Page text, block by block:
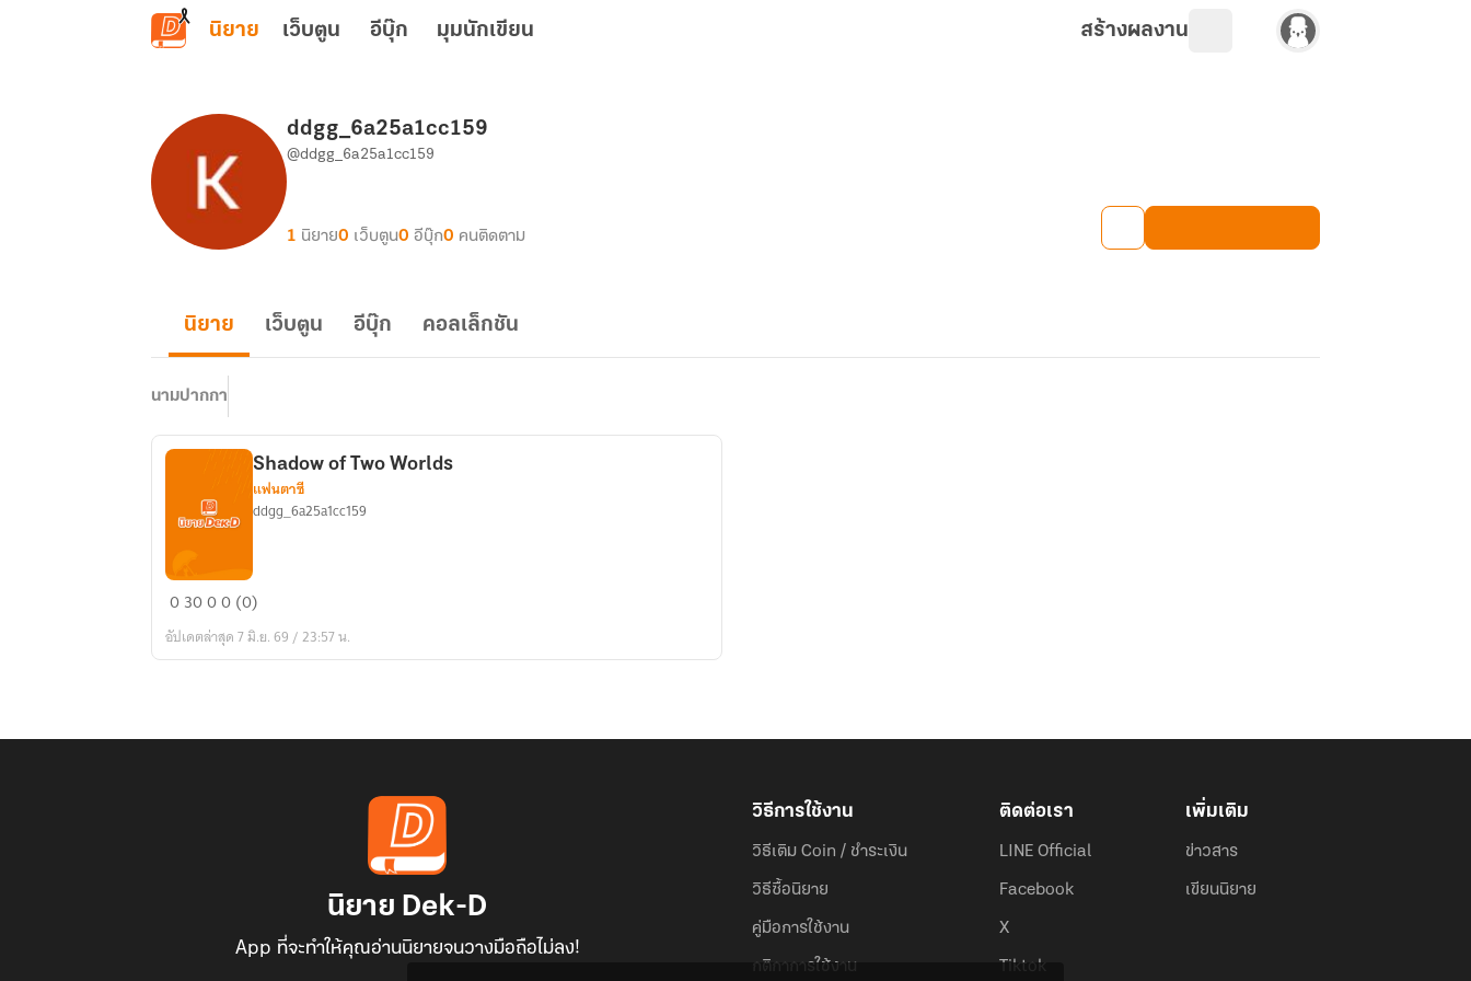
ข้ามไปยังเนื้อหาหลัก
นิยาย เว็บตูน อีบุ๊ก มุมนักเขียน สร้างผลงาน
ddgg_6a25a1cc159
@ddgg_6a25a1cc159
1 นิยาย0 เว็บตูน0 อีบุ๊ก0 คนติดตาม
นิยาย เว็บตูน อีบุ๊ก คอลเล็กชัน
นามปากกา
Shadow
Two
Shadow of Two Worlds
แฟนตาซี
ddgg_6a25a1cc159
03000 (0)
อัปเดตล่าสุด 7 มิ.ย. 69 / 23:57 น.
นิยาย Dek-D
App ที่จะทำให้คุณอ่านนิยายจนวางมือถือไม่ลง!
วิธีการใช้งาน
วิธีเติม Coin / ชำระเงิน
วิธีซื้อนิยาย
คู่มือการใช้งาน
กติกาการใช้งาน
ติดต่อเรา
LINE Official
Facebook
X
Tiktok
เพิ่มเติม
ข่าวสาร
เขียนนิยาย